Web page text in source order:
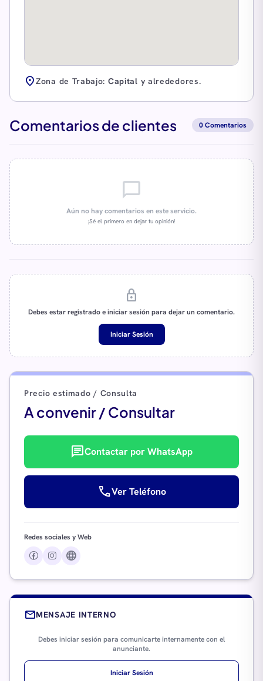
location_onZona de Trabajo: Capital y alrededores.
Comentarios de clientes 0 Comentarios
chat_bubble_outline
Aún no hay comentarios en este servicio.
¡Sé el primero en dejar tu opinión!
lock
Debes estar registrado e iniciar sesión para dejar un comentario.
Iniciar Sesión
Precio estimado / Consulta
A convenir / Consultar
chatContactar por WhatsApp
callVer Teléfono
Redes sociales y Web
language
mailMENSAJE INTERNO
Debes iniciar sesión para comunicarte internamente con el
anunciante.
Iniciar Sesión